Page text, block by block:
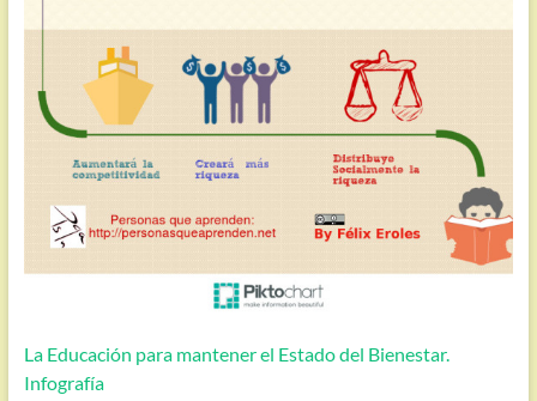
La Educación para mantener el Estado del Bienestar.
Infografía